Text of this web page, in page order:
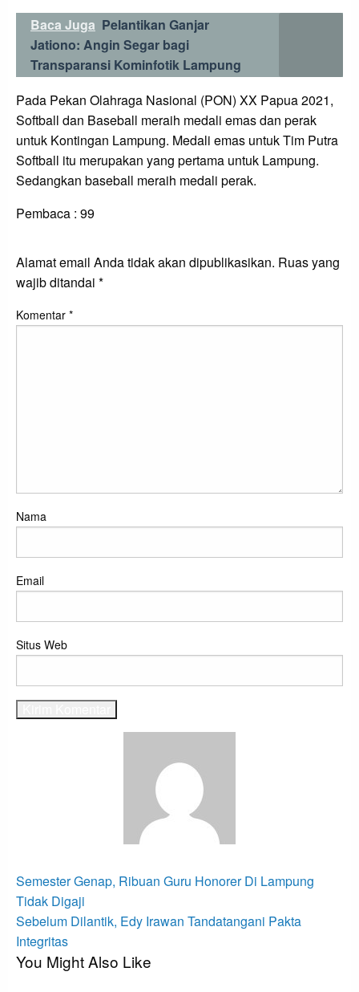
Baca Juga Pelantikan Ganjar
Jationo: Angin Segar bagi
Transparansi Kominfotik Lampung
Pada Pekan Olahraga Nasional (PON) XX Papua 2021,
Softball dan Baseball meraih medali emas dan perak
untuk Kontingan Lampung. Medali emas untuk Tim Putra
Softball itu merupakan yang pertama untuk Lampung.
Sedangkan baseball meraih medali perak.
Pembaca : 99
Alamat email Anda tidak akan dipublikasikan. Ruas yang
wajib ditandai *
Komentar *
Nama
Email
Situs Web
Navigasi
pos
Previous
Post
Semester Genap, Ribuan Guru Honorer Di Lampung
Tidak Digaji
Next
Post
Sebelum Dilantik, Edy Irawan Tandatangani Pakta
Integritas
You Might Also Like